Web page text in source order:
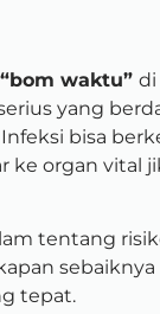
“bom waktu” di
yang
bisa
ke organ vital
tentang
tepat.